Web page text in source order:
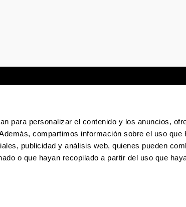
para personalizar el contenido y los anuncios,
compartimos información sobre el uso que
publicidad y análisis web, quienes pueden
o que hayan recopilado a partir del uso que
Sede electrónica Accesibilidad
La EHU en TiktokLa EHU en La